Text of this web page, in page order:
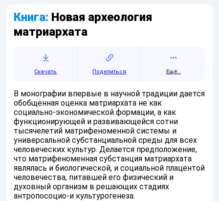
Книга: Новая археология
матриархата
Скачать Поделиться Ещё…
В монографии впервые в научной традиции дается
обобщенная оценка матриархата не как
социально-экономической формации, а как
функционирующей и развивающейся сотни
тысячелетий матрифеноменной системы и
универсальной субстанциальной среды для всех
человеческих культур. Делается предположение,
что матрифеноменная субстанция матриархата
являлась и биологической, и социальной плацентой
человечества, питавшей его физический и
духовный организм в решающих стадиях
антропосоцио-и культурогенеза.